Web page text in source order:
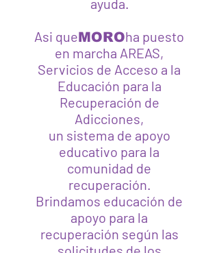
ayuda.
Asi queMOROha puesto
en marcha AREAS,
Servicios de Acceso a la
Educación para la
Recuperación de
Adicciones,
un sistema de apoyo
educativo para la
comunidad de
recuperación.
Brindamos educación de
apoyo para la
recuperación según las